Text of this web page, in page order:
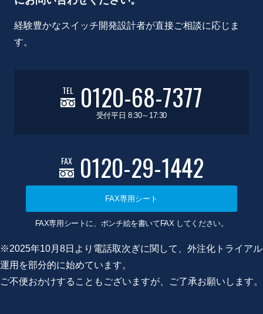
経験豊かなスイッチ開発設計者が直接ご相談に応じま
す。
TEL 0120-68-7377
受付平日 8:30～17:30
FAX 0120-29-1442
FAX専用シート
FAX専用シートに、ポンチ絵を書いてFAX してください。
※2025年10月8日より電話取次ぎに関して、外注化トライアル
運用を部分的に始めています。
ご不便おかけすることもございますが、ご了承お願いします。